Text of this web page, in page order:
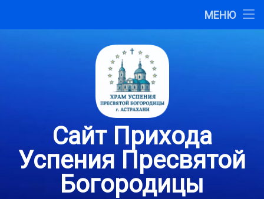
МЕНЮ
Сайт Прихода
Успения Пресвятой
Богородицы